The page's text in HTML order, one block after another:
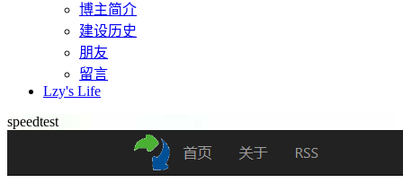
博主简介
建设历史
朋友
留言
Lzy's Life
speedtest